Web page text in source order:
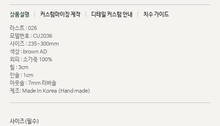
상품설명 커스텀마이징 제작 디테일 커스텀 안내 치수 가이드
라스트 : 026
모델번호 : CU2036
사이즈 : 235~300mm
색상 : brown AD
외피 : 소가죽 100%
힐 : 3cm
인솔 : 1cm
아웃솔 : 7mm 러버솔
제조: Made In Korea (Hand made)
사이즈(필수)